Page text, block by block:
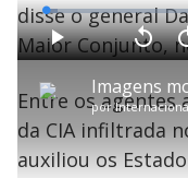
disse o general
Maior Conjunto,
por
P V
t
a
r
0
e
g
A
n
ç
a
1
s
e
L
o
a
d
e
3
.
6
2
%
Entre os agentes
da CIA infiltrada
auxiliou os